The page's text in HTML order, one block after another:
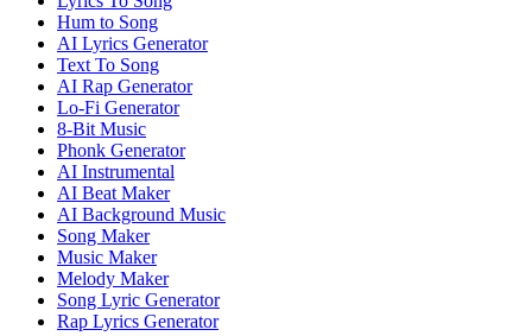
Hum to Song
AI Lyrics Generator
Text To Song
AI Rap Generator
Lo-Fi Generator
8-Bit Music
Phonk Generator
AI Instrumental
AI Beat Maker
AI Background Music
Song Maker
Music Maker
Melody Maker
Song Lyric Generator
Rap Lyrics Generator